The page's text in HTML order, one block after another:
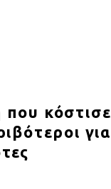
κόστισε
για